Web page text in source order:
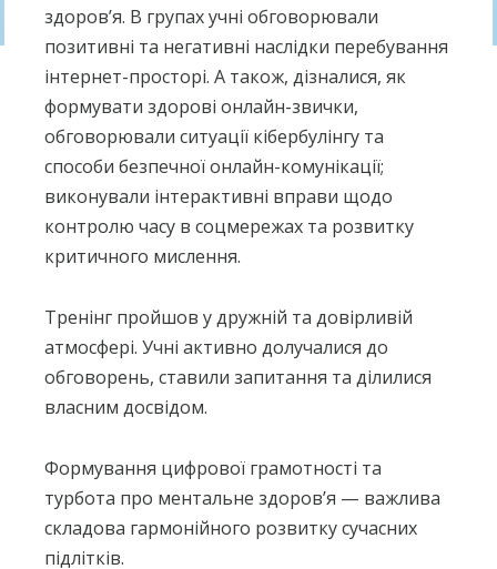
здоров’я. В групах учні обговорювали
позитивні та негативні наслідки перебування
інтернет-просторі. А також, дізналися, як
формувати здорові онлайн-звички,
обговорювали ситуації кібербулінгу та
способи безпечної онлайн-комунікації;
виконували інтерактивні вправи щодо
контролю часу в соцмережах та розвитку
критичного мислення.
Тренінг пройшов у дружній та довірливій
атмосфері. Учні активно долучалися до
обговорень, ставили запитання та ділилися
власним досвідом.
Формування цифрової грамотності та
турбота про ментальне здоров’я — важлива
складова гармонійного розвитку сучасних
підлітків.